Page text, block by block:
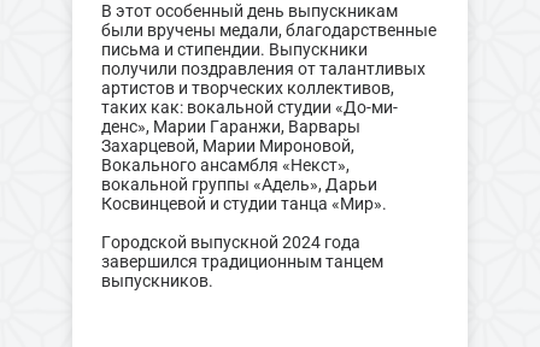
В этот особенный день выпускникам
были вручены медали, благодарственные
письма и стипендии. Выпускники
получили поздравления от талантливых
артистов и творческих коллективов,
таких как: вокальной студии «До-ми-
денс», Марии Гаранжи, Варвары
Захарцевой, Марии Мироновой,
Вокального ансамбля «Некст»,
вокальной группы «Адель», Дарьи
Косвинцевой и студии танца «Мир».
Городской выпускной 2024 года
завершился традиционным танцем
выпускников.